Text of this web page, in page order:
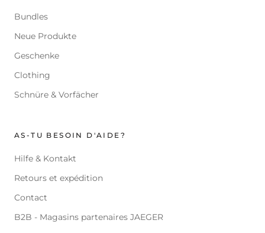
Bundles
Neue Produkte
Geschenke
Clothing
Schnüre & Vorfächer
AS-TU BESOIN D'AIDE?
Hilfe & Kontakt
Retours et expédition
Contact
B2B - Magasins partenaires JAEGER